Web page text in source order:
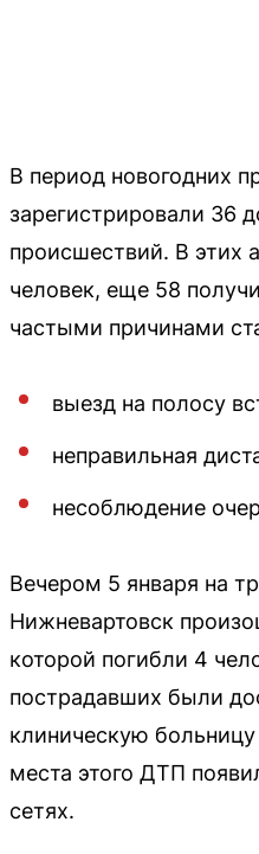
В период новогодних
зарегистрировали 36
происшествий. В этих
человек, еще 58
частыми причинами
выезд на полосу
неправильная
несоблюдение
Вечером 5 января на
Нижневартовск
которой погибли 4
пострадавших были
клиническую
места этого ДТП
сетях.